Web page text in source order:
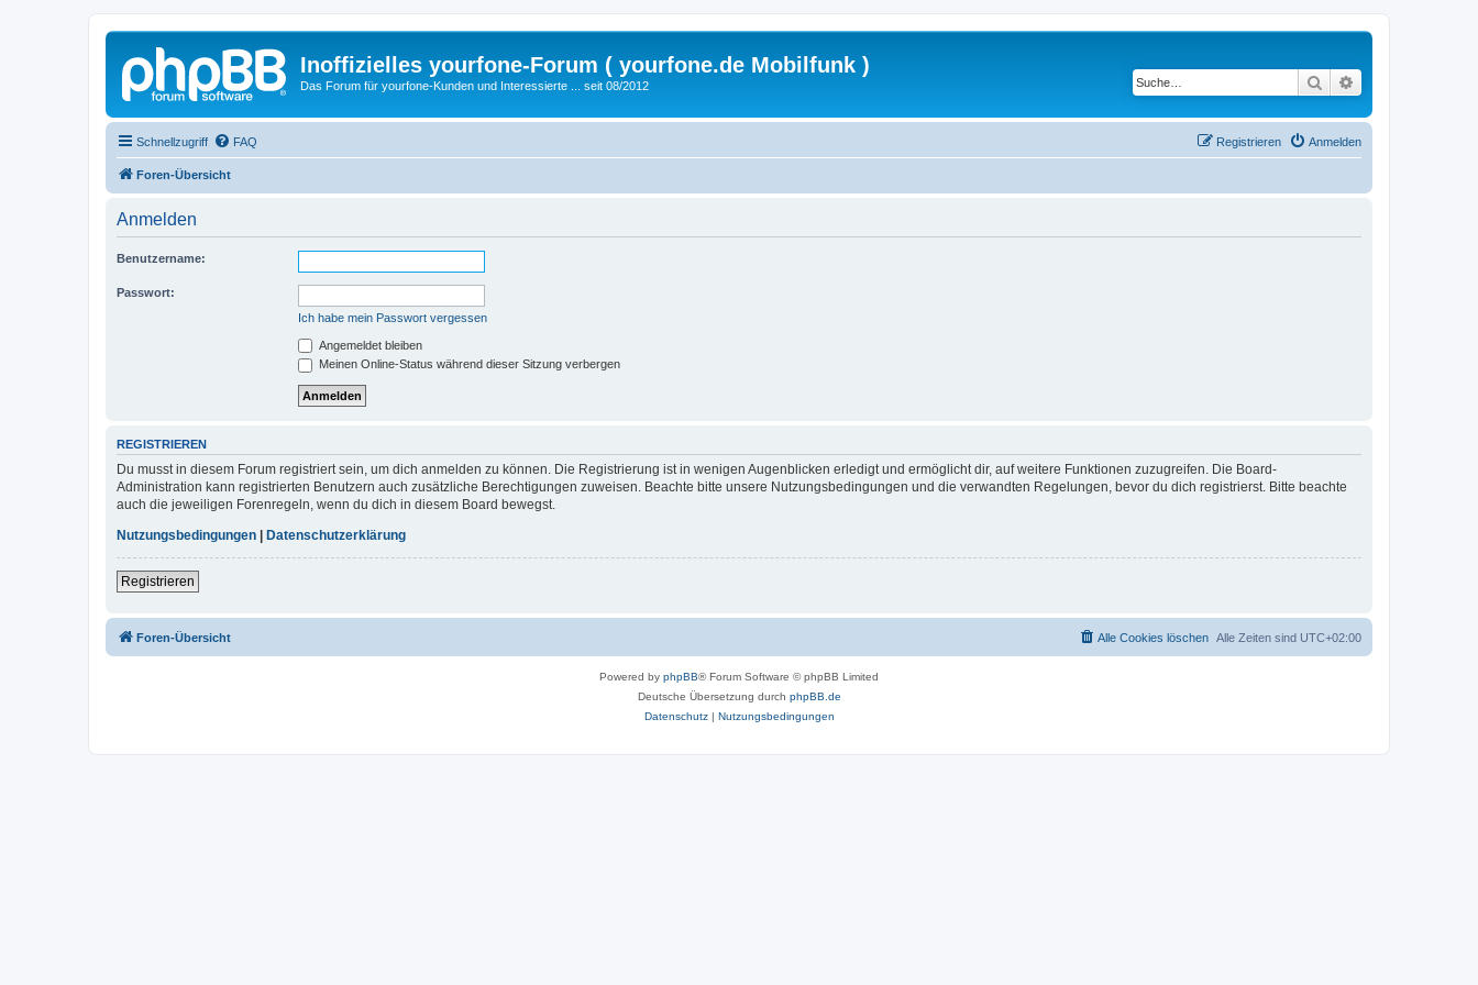
Inoffizielles yourfone-Forum ( yourfone.de Mobilfunk )
Das Forum für yourfone-Kunden und Interessierte ... seit 08/2012 Suche
Schnellzugriff FAQ Anmelden
Registrieren
Foren-Übersicht
Anmelden
Benutzername:
Passwort:
Ich habe mein Passwort vergessen
Angemeldet bleiben
Meinen Online-Status während dieser Sitzung verbergen
REGISTRIEREN
Du musst in diesem Forum registriert sein, um dich anmelden zu können. Die Registrierung ist in wenigen Augenblicken erledigt und ermöglicht dir, auf weitere Funktionen zuzugreifen. Die Board-
Administration kann registrierten Benutzern auch zusätzliche Berechtigungen zuweisen. Beachte bitte unsere Nutzungsbedingungen und die verwandten Regelungen, bevor du dich registrierst. Bitte beachte
auch die jeweiligen Forenregeln, wenn du dich in diesem Board bewegst.
Nutzungsbedingungen
Datenschutzerklärung
Registrieren
Foren-Übersicht Alle Zeiten sind UTC+02:00
Alle Cookies löschen
Powered by phpBB® Forum Software © phpBB Limited
Deutsche Übersetzung durch phpBB.de
Datenschutz| Nutzungsbedingungen